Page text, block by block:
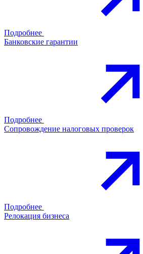
Подробнее
Банковские гарантии
Подробнее
Сопровождение налоговых проверок
Подробнее
Релокация бизнеса